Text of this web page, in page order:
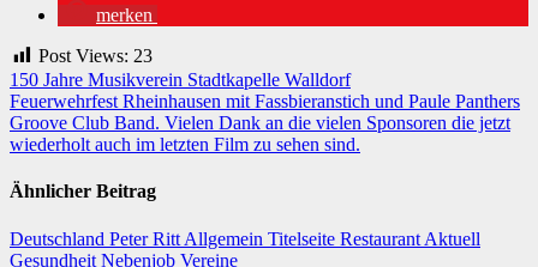
merken
Post Views: 23
Beitragsnavigation
150 Jahre Musikverein Stadtkapelle Walldorf
Feuerwehrfest Rheinhausen mit Fassbieranstich und Paule Panthers
Groove Club Band. Vielen Dank an die vielen Sponsoren die jetzt
wiederholt auch im letzten Film zu sehen sind.
Ähnlicher Beitrag
Deutschland Peter Ritt Allgemein Titelseite Restaurant Aktuell
Gesundheit Nebenjob Vereine